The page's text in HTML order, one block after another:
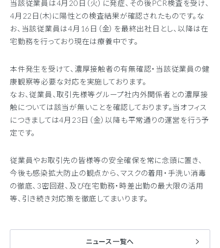
当該従業員は4月20日（火）に発症、その後PCR検査を受け、
4月22日(木)に陽性との検査結果が確認されたものです。な
お、当該従業員は4月16日（金）を最終出社日とし、以降は在
宅勤務を行っており現在は療養中です。
本件発生を受けて、濃厚接触者の有無確認・当該従業員の健
康観察等必要な対応を実施しております。
なお、従業員、取引先様等グループ社内外関係者との濃厚接
触については該当が無いことを確認しております。当オフィス
につきましては4月23日（金）以降も平常通りの運営を行う予
定です。
従業員やお取引先の皆様等の安全確保を常に念頭に置き、
今後も感染拡大防止の観点から、マスクの着用・手洗い消毒
の徹底、3密回避、及び在宅勤務・時差出勤の最大限の活用
等、引き続き対応策を徹底してまいります。
ニュース一覧へ